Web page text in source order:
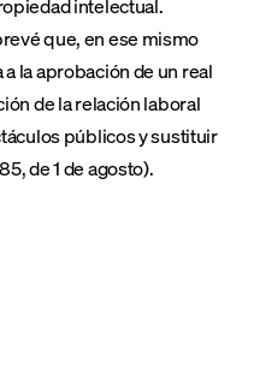
que, en ese mismo
la aprobación de un real
de la relación laboral
públicos y sustituir
de 1 de agosto).